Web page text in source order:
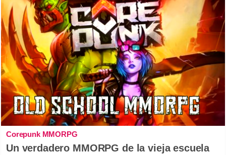
Corepunk MMORPG
Un verdadero MMORPG de la vieja escuela